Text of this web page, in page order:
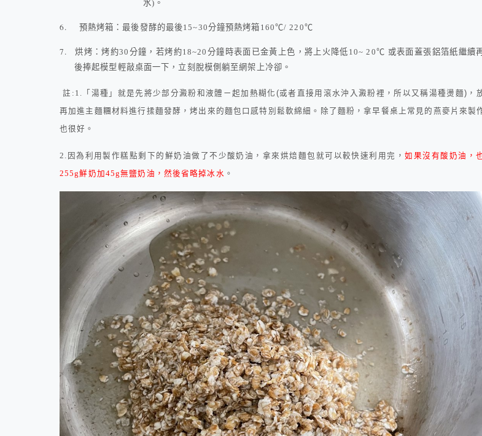
水)。
6. 預熱烤箱：最後發酵的最後15~30分鐘預熱烤箱 160℃/ 220℃
7. 烘烤：烤約30 分鐘，若烤約18~20 分鐘時表面已金黃上色，將上火降低 10~ 20℃ 或表面蓋張鋁箔紙繼續
後捧起模型輕敲桌面一下，立刻脫模側躺至網架上冷卻。
註 :1. 「湯種」就是先將少部分澱粉和液體ㄧ起加熱糊化 (或者直接用滾水沖入澱粉裡，所以又稱湯種燙麵 ) ，
再加進主麵糰材料進行揉麵發酵，烤出來的麵包口感特別鬆軟綿細。除了麵粉，拿早餐桌上常見的燕麥片來製
也很好。
2. 因為利用製作糕點剩下的鮮奶油做了不少酸奶油，拿來烘焙麵包就可以較快速利用完，如果沒有酸奶油，
255g鮮奶加 45g無鹽奶油，然後省略掉冰水 。